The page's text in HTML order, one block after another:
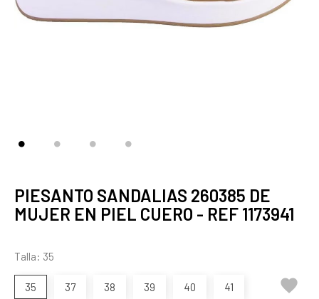
PIESANTO SANDALIAS 260385 DE
MUJER EN PIEL CUERO - REF 1173941
Talla: 35
35 37 38 39 40 41 